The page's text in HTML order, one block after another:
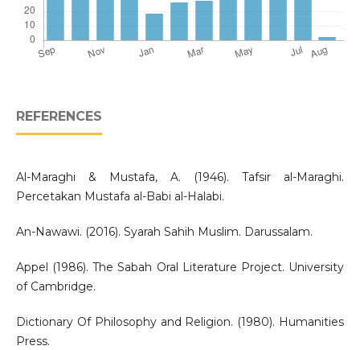
REFERENCES
Al-Maraghi & Mustafa, A. (1946). Tafsir al-Maraghi.
Percetakan Mustafa al-Babi al-Halabi.
An-Nawawi. (2016). Syarah Sahih Muslim. Darussalam.
Appel (1986). The Sabah Oral Literature Project. University
of Cambridge.
Dictionary Of Philosophy and Religion. (1980). Humanities
Press.